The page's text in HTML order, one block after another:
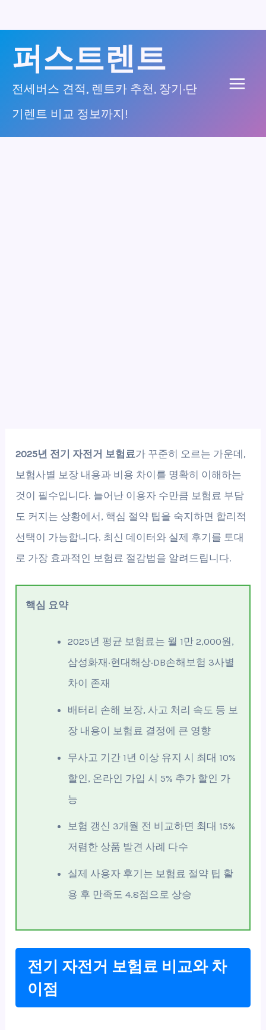
너
퍼스트렌트
전세버스 견적, 렌트카 추천, 장기·단
기렌트 비교 정보까지!
2025년 전기 자전거 보험료가 꾸준히 오르는 가운데,
보험사별 보장 내용과 비용 차이를 명확히 이해하는
것이 필수입니다. 늘어난 이용자 수만큼 보험료 부담
도 커지는 상황에서, 핵심 절약 팁을 숙지하면 합리적
선택이 가능합니다. 최신 데이터와 실제 후기를 토대
로 가장 효과적인 보험료 절감법을 알려드립니다.
핵심 요약
2025년 평균 보험료는 월 1만 2,000원,
삼성화재·현대해상·DB손해보험 3사별
차이 존재
배터리 손해 보장, 사고 처리 속도 등 보
장 내용이 보험료 결정에 큰 영향
무사고 기간 1년 이상 유지 시 최대 10%
할인, 온라인 가입 시 5% 추가 할인 가
능
보험 갱신 3개월 전 비교하면 최대 15%
저렴한 상품 발견 사례 다수
실제 사용자 후기는 보험료 절약 팁 활
용 후 만족도 4.8점으로 상승
전기 자전거 보험료 비교와 차
이점